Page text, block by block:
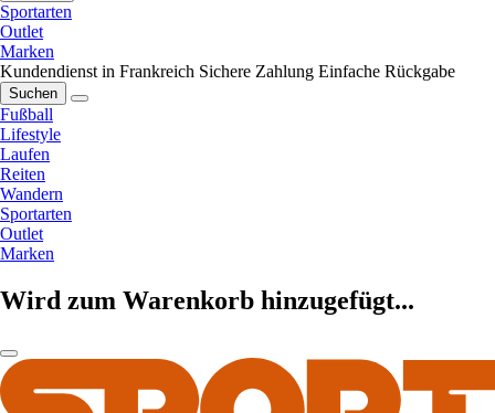
Sportarten
Outlet
Marken
Kundendienst in Frankreich Sichere Zahlung Einfache Rückgabe
Suchen
Fußball
Lifestyle
Laufen
Reiten
Wandern
Sportarten
Outlet
Marken
Wird zum Warenkorb hinzugefügt...